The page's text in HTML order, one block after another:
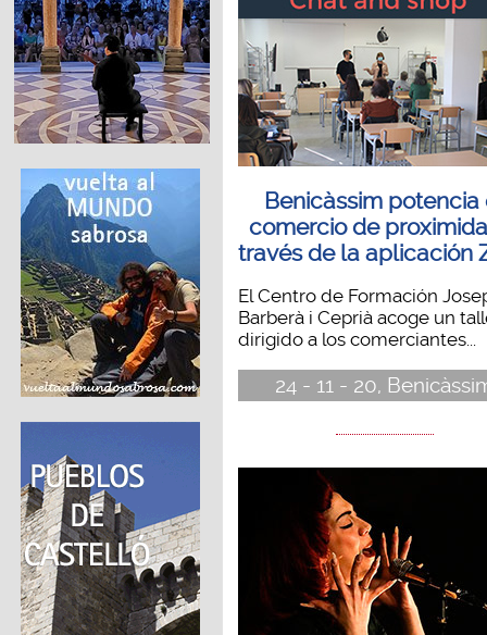
Benicàssim potencia
comercio de
través de la aplicación
El Centro de Formación
Barberà i Ceprià acoge un
dirigido a los comerciantes...
24 - 11 - 20,